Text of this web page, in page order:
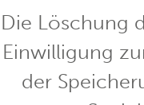
Die Löschung
Einwilligung
der